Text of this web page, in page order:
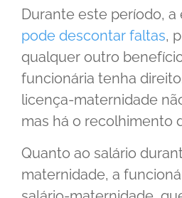
Durante este período, a
pode descontar faltas,
qualquer outro
funcionária tenha
licença-maternidade
mas há o recolhimento
Quanto ao salário
maternidade, a